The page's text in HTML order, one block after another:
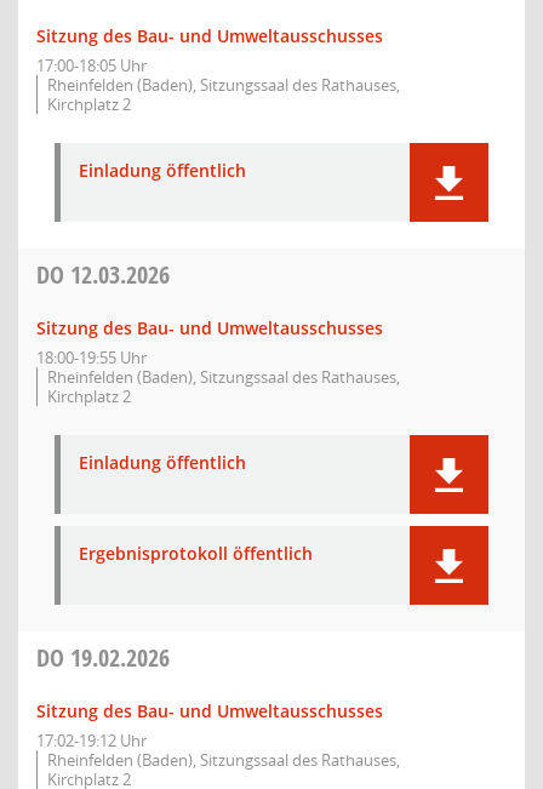
Sitzung des Bau- und Umweltausschusses
17:00-18:05 Uhr
Rheinfelden (Baden), Sitzungssaal des Rathauses,
Kirchplatz 2
Einladung öffentlich
DO 12.03.2026
Sitzung des Bau- und Umweltausschusses
18:00-19:55 Uhr
Rheinfelden (Baden), Sitzungssaal des Rathauses,
Kirchplatz 2
Einladung öffentlich
Ergebnisprotokoll öffentlich
DO 19.02.2026
Sitzung des Bau- und Umweltausschusses
17:02-19:12 Uhr
Rheinfelden (Baden), Sitzungssaal des Rathauses,
Kirchplatz 2